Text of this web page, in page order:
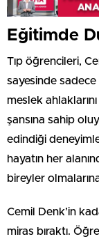
Eğitimde
Tıp öğrencileri,
sayesinde
meslek
şansına sahip
edindiği
hayatın her
bireyler
Cemil Denk’in
miras bıraktı.